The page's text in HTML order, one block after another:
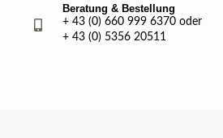
Beratung & Bestellung
+ 43 (0) 660 999 6370 oder
+ 43 (0) 5356 20511